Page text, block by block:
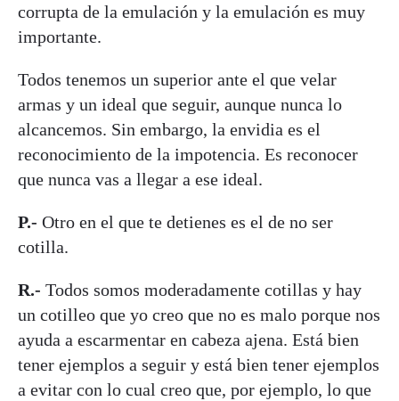
corrupta de la emulación y la emulación es muy
importante.
Todos tenemos un superior ante el que velar
armas y un ideal que seguir, aunque nunca lo
alcancemos. Sin embargo, la envidia es el
reconocimiento de la impotencia. Es reconocer
que nunca vas a llegar a ese ideal.
P.- Otro en el que te detienes es el de no ser
cotilla.
R.- Todos somos moderadamente cotillas y hay
un cotilleo que yo creo que no es malo porque nos
ayuda a escarmentar en cabeza ajena. Está bien
tener ejemplos a seguir y está bien tener ejemplos
a evitar con lo cual creo que, por ejemplo, lo que